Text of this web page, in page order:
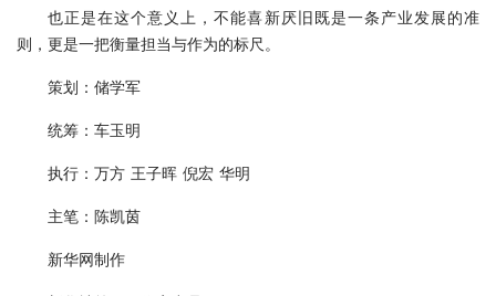
也正是在这个意义上，不能喜新厌旧既是一条产业发展的准
则，更是一把衡量担当与作为的标尺。
策划：储学军
统筹：车玉明
执行：万方 王子晖 倪宏 华明
主笔：陈凯茵
新华网制作